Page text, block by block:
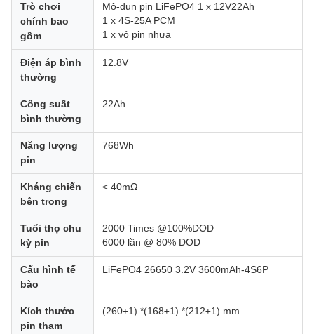
Trò chơi
chính bao
gồm
Mô-đun pin LiFePO4 1 x 12V22Ah
1 x 4S-25A PCM
1 x vỏ pin nhựa
Điện áp bình
thường
12.8V
Công suất
bình thường
22Ah
Năng lượng
pin
768Wh
Kháng chiến
bên trong
< 40mΩ
Tuổi thọ chu
kỳ pin
2000 Times @100%DOD
6000 lần @ 80% DOD
Cấu hình tế
bào
LiFePO4 26650 3.2V 3600mAh-4S6P
Kích thước
pin tham
(260±1) *(168±1) *(212±1) mm